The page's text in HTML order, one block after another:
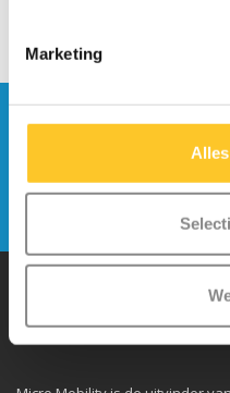
Marketing
Blijf op de hoogte
Waarom Micro Step?